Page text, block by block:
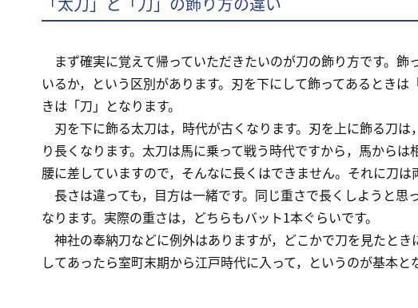
まず確実に覚えて帰っていただきたいのが刀の飾り方です。飾
いるか，という区別があります。刃を下にして飾ってあるとき
きは「刀」となります。
刃を下に飾る太刀は，時代が古くなります。刃を上に飾る刀
り長くなります。太刀は馬に乗って戦う時代ですから，馬からは
腰に差していますので，そんなに長くはできません。それに刀は
長さは違っても，目方は一緒です。同じ重さで長くしようと思
なります。実際の重さは，どちらもバット1本ぐらいです。
神社の奉納刀などに例外はありますが，どこかで刀を見たと
してあったら室町末期から江戸時代に入って，というのが基本と